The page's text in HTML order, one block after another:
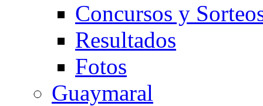
Concursos y
Resultados
Fotos
Guaymaral